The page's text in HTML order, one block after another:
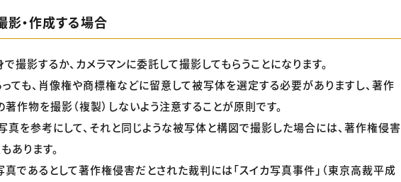
・作成する場合
撮影するか、カメラマンに委託して撮影してもらうことになります。
ても、肖像権や商標権などに留意して被写体を選定する必要がありますし、著作
作物を撮影（複製）しないよう注意することが原則です。
真を参考にして、それと同じような被写体と構図で撮影した場合には、著作権侵害
あります。
であるとして著作権侵害だとされた裁判には「スイカ写真事件」（東京高裁平成